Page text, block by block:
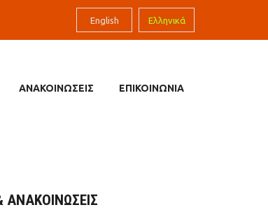
English Ελληνικά
ΑΝΑΚΟΙΝΩΣΕΙΣ ΕΠΙΚΟΙΝΩΝΙΑ
ΑΝΑΚΟΙΝΩΣΕΙΣ